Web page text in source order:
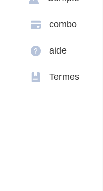
combo
aide
Termes